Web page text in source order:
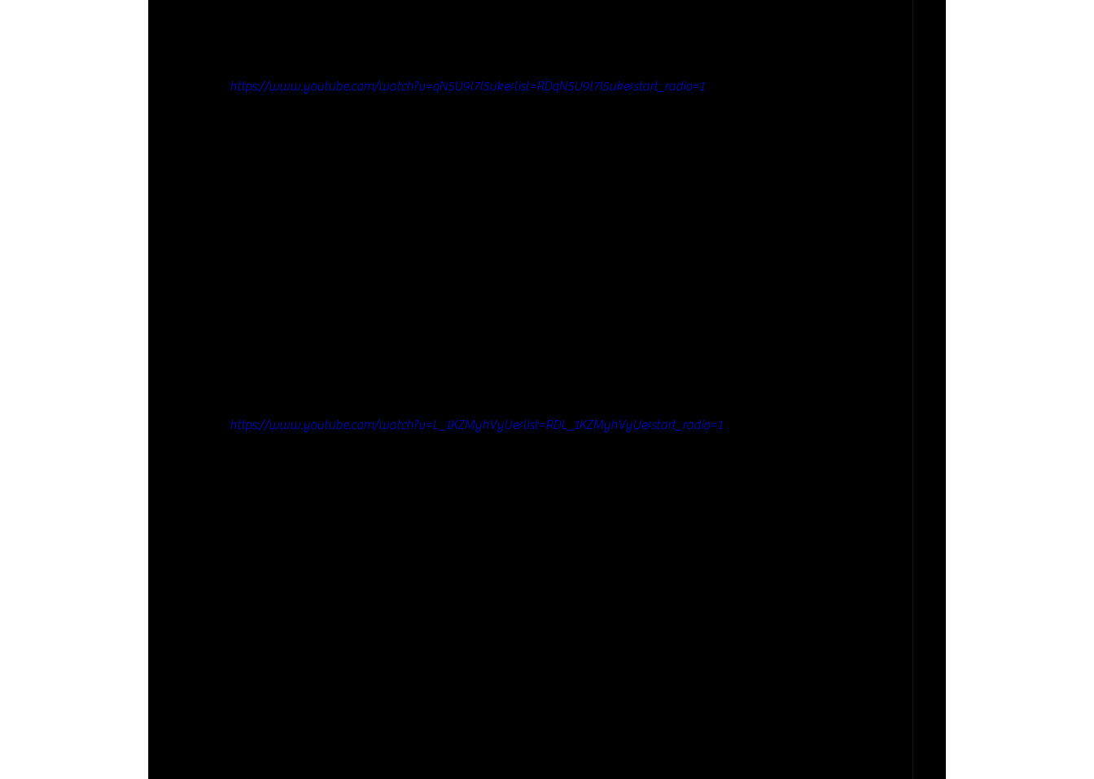
https://www.youtube.com/watch?v=qN5U9l7I5uk&list=RDqN5U9l7I5uk&start_radio=1
https://www.youtube.com/watch?v=L_1KZMyhVyU&list=RDL_1KZMyhVyU&start_radio=1